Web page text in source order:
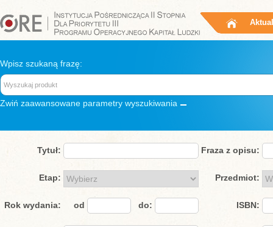
Wpisz szukaną frazę:
Zwiń zaawansowane parametry wyszukiwania
Tytuł: Fraza z opisu:
Etap: Przedmiot:
Rok wydania: od do: ISBN: